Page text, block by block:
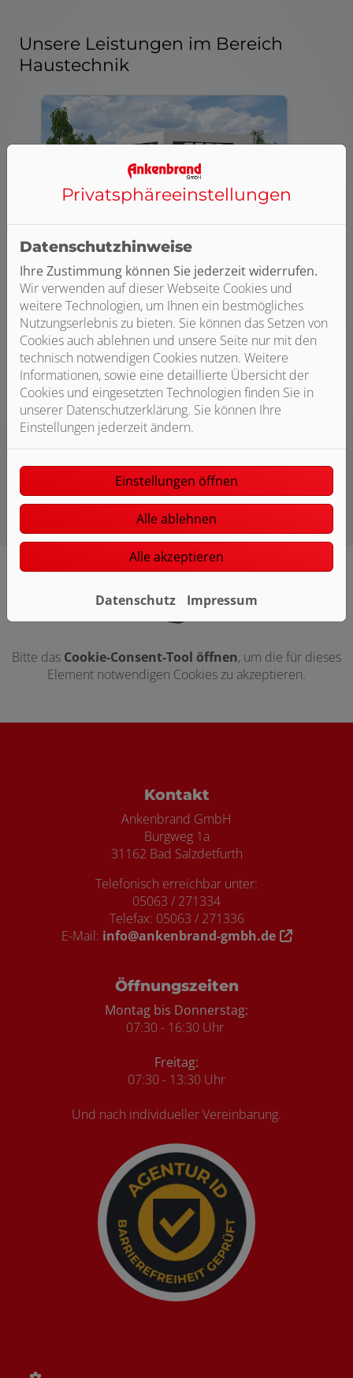
Unsere Leistungen im Bereich
Haustechnik
Wasser / Trinkwasser
Sie wollen sicher sein, dass Ihr
Trinkwasser immer sauber ist oder
möchten Ihren Wasserverbrauch
optimieren? Dann sprechen Sie
mit Ankenbrand GmbH.
Weiterlesen
Bitte das Cookie-Consent-Tool öffnen, um die für dieses
Element notwendigen Cookies zu akzeptieren.
Kontakt
Ankenbrand GmbH
Burgweg 1a
31162 Bad Salzdetfurth
Telefonisch erreichbar unter:
05063 / 271334
Telefax: 05063 / 271336
E-Mail: info@ankenbrand-gmbh.de
Öffnungszeiten
Montag bis Donnerstag:
07:30 - 16:30 Uhr
Freitag:
07:30 - 13:30 Uhr
Und nach individueller Vereinbarung.
Privatsphäre­einstellungen
Datenschutzhinweise
Ihre Zustimmung können Sie jederzeit widerrufen.
Wir verwenden auf dieser Webseite Cookies und
weitere Technologien, um Ihnen ein bestmögliches
Nutzungserlebnis zu bieten. Sie können das Setzen von
Cookies auch ablehnen und unsere Seite nur mit den
technisch notwendigen Cookies nutzen. Weitere
Informationen, sowie eine detaillierte Übersicht der
Cookies und eingesetzten Technologien finden Sie in
unserer Datenschutzerklärung. Sie können Ihre
Einstellungen jederzeit ändern.
Einstellungen öffnen
Alle ablehnen
Alle akzeptieren
Datenschutz Impressum